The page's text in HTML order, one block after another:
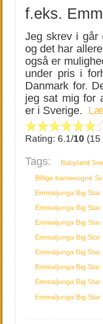
f.eks.
Jeg skrev i
og det har
også er
under pris i
Danmark for.
jeg sat mig for
er i Sverige.
Rating: 6.1/10 (15
Tags: Babyland
Billige barnevogne
Emmaljunga Big Star
Emmaljunga Big
Emmaljunga Big
Emmaljunga Big
Emmaljunga Big Star
Emmaljunga Big
Emmaljunga Big Star
Emmaljunga Big Star